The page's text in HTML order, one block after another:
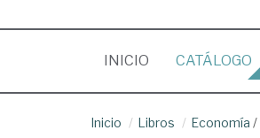
INICIO (CURRENT)
CATÁLOGO
Inicio Libros Economía /